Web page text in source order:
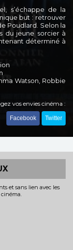
s’échappe de la
but : retrouver
Poudlard. Selon la
du jeune sorcier à
déterminé à
Watson, Robbie
vos envies cinéma :
Facebook Twitter
et sans lien avec les